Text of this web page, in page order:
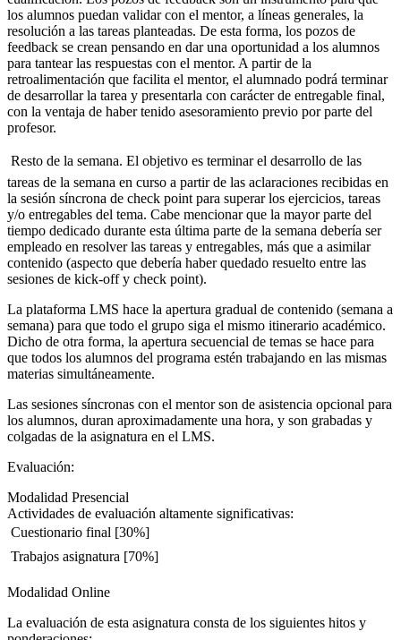
los alumnos puedan validar con el mentor, a líneas generales, la
resolución a las tareas planteadas. De esta forma, los pozos de
feedback se crean pensando en dar una oportunidad a los alumnos
para tantear las respuestas con el mentor. A partir de la
retroalimentación que facilita el mentor, el alumnado podrá terminar
de desarrollar la tarea y presentarla con carácter de entregable final,
con la ventaja de haber tenido asesoramiento previo por parte del
profesor.
 Resto de la semana. El objetivo es terminar el desarrollo de las
tareas de la semana en curso a partir de las aclaraciones recibidas en
la sesión síncrona de check point para superar los ejercicios, tareas
y/o entregables del tema. Cabe mencionar que la mayor parte del
tiempo dedicado durante esta última parte de la semana debería ser
empleado en resolver las tareas y entregables, más que a asimilar
contenido (aspecto que debería haber quedado resuelto entre las
sesiones de kick-off y check point).
La plataforma LMS hace la apertura gradual de contenido (semana a
semana) para que todo el grupo siga el mismo itinerario académico.
Dicho de otra forma, la apertura secuencial de temas se hace para
que todos los alumnos del programa estén trabajando en las mismas
materias simultáneamente.
Las sesiones síncronas con el mentor son de asistencia opcional para
los alumnos, duran aproximadamente una hora, y son grabadas y
colgadas de la asignatura en el LMS.
Evaluación:
Modalidad Presencial
Actividades de evaluación altamente significativas:
 Cuestionario final [30%]
 Trabajos asignatura [70%]
Modalidad Online
La evaluación de esta asignatura consta de los siguientes hitos y